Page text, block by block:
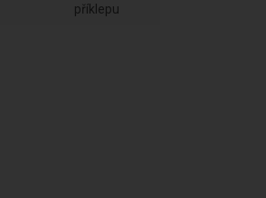
příklepu